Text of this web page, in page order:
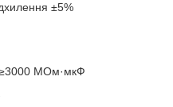
±5%
≥3000 МОм·мкФ